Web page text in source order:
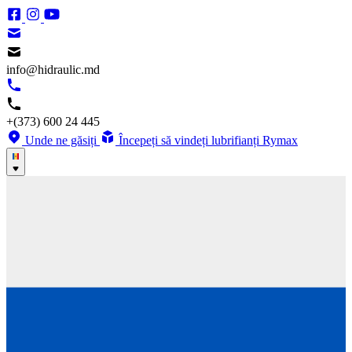
info@hidraulic.md
+(373) 600 24 445
Unde ne găsiți
Începeți să vindeți lubrifianți Rymax